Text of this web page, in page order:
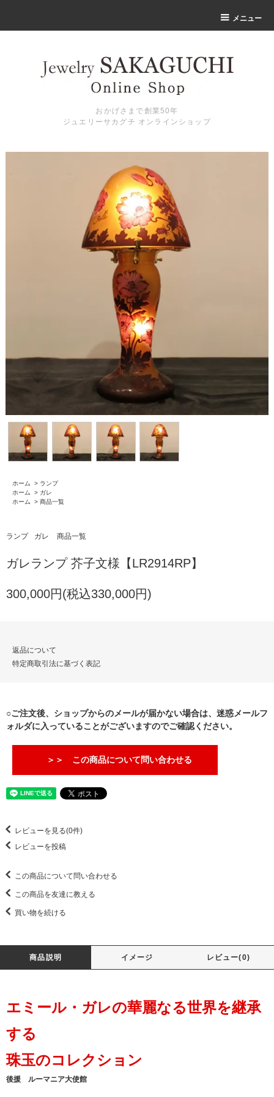
メニュー
おかげさまで創業50年
ジュエリーサカグチ オンラインショップ
ホーム > ランプ
ホーム
> ガレ
ホーム
> 商品一覧
ランプ ガレ 商品一覧
ガレランプ 芥子文様【LR2914RP】
300,000円(税込330,000円)
返品について
特定商取引法に基づく表記
○ご注文後、ショップからのメールが届かない場合は、迷惑メールフ
ォルダに入っていることがございますのでご確認ください。
＞＞ この商品について問い合わせる
レビューを見る(0件)
レビューを投稿
この商品について問い合わせる
この商品を友達に教える
買い物を続ける
商品説明 イメージ レビュー(0)
エミール・ガレの華麗なる世界を継承
する
珠玉のコレクション
後援 ルーマニア大使館